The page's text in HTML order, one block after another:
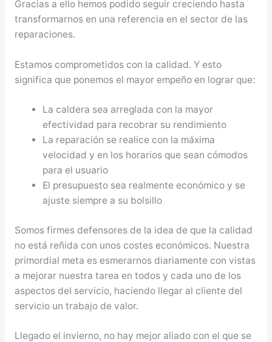
Gracias a ello hemos podido seguir creciendo hasta
transformarnos en una referencia en el sector de las
reparaciones.
Estamos comprometidos con la calidad. Y esto
significa que ponemos el mayor empeño en lograr que:
La caldera sea arreglada con la mayor
efectividad para recobrar su rendimiento
La reparación se realice con la máxima
velocidad y en los horarios que sean cómodos
para el usuario
El presupuesto sea realmente económico y se
ajuste siempre a su bolsillo
Somos firmes defensores de la idea de que la calidad
no está reñida con unos costes económicos. Nuestra
primordial meta es esmerarnos diariamente con vistas
a mejorar nuestra tarea en todos y cada uno de los
aspectos del servicio, haciendo llegar al cliente del
servicio un trabajo de valor.
Llegado el invierno, no hay mejor aliado con el que se